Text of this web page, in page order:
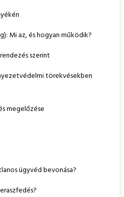
Mi az, és hogyan működik?
szerint
törekvésekben
megelőzése
ügyvéd bevonása?